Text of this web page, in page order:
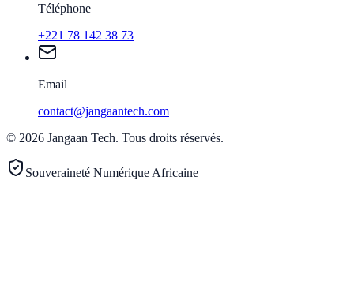
Téléphone
+221 78 142 38 73
Email
contact@jangaantech.com
© 2026 Jangaan Tech. Tous droits réservés.
Souveraineté Numérique Africaine